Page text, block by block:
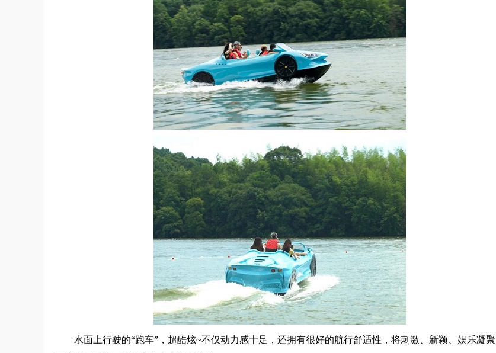
水面上行驶的“跑车”，超酷炫~不仅动力感十足，还拥有很好的航行舒适性，将刺激、新颖、娱乐凝聚